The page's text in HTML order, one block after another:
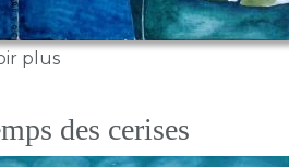
plussur La valse des abat-jours
des cerises